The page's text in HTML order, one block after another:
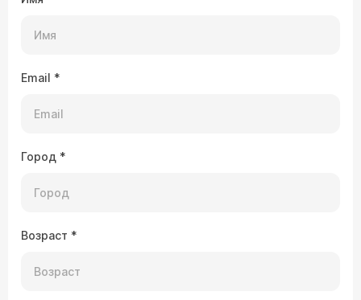
Email *
Город *
Возраст *